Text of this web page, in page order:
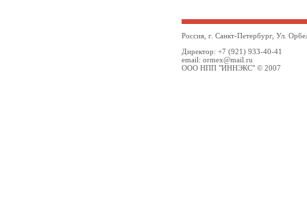
Россия, г. Санкт-Петербург, Ул.
Директор: +7 (921) 933-40-41
email: ormex@mail.ru
ООО НПП "ИННЭКС" © 2007